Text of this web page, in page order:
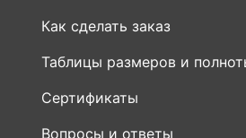
Сертификаты
Вопросы и ответы